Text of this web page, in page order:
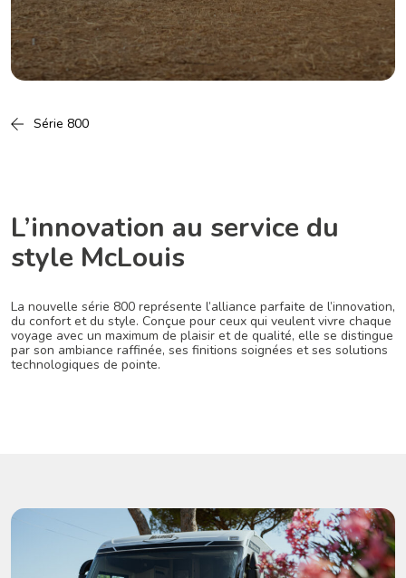
Série 800
L’innovation au service du
style McLouis
La nouvelle série 800 représente l’alliance parfaite de l’innovation,
du confort et du style. Conçue pour ceux qui veulent vivre chaque
voyage avec un maximum de plaisir et de qualité, elle se distingue
par son ambiance raffinée, ses finitions soignées et ses solutions
technologiques de pointe.